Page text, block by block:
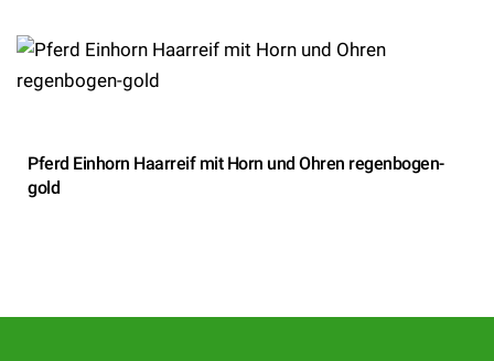
Pferd Einhorn Haarreif mit Horn und Ohren regenbogen-
gold